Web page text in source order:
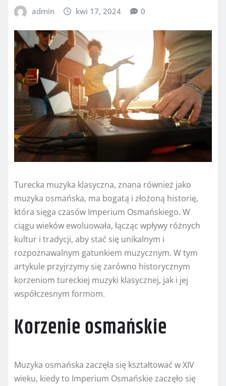
admin kwi 17, 2024 0
Turecka muzyka klasyczna, znana również jako
muzyka osmańska, ma bogatą i złożoną historię,
która sięga czasów Imperium Osmańskiego. W
ciągu wieków ewoluowała, łącząc wpływy różnych
kultur i tradycji, aby stać się unikalnym i
rozpoznawalnym gatunkiem muzycznym. W tym
artykule przyjrzymy się zarówno historycznym
korzeniom tureckiej muzyki klasycznej, jak i jej
współczesnym formom.
Korzenie osmańskie
Muzyka osmańska zaczęła się kształtować w XIV
wieku, kiedy to Imperium Osmańskie zaczęło się